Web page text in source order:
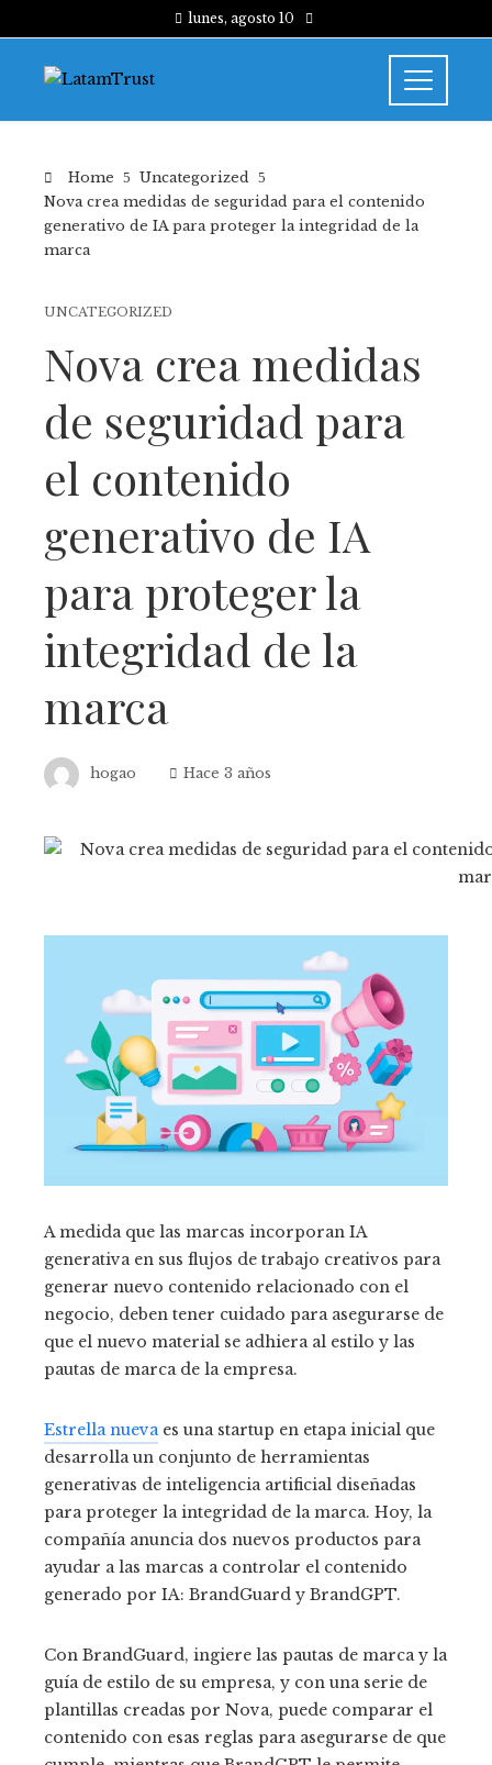
lunes, agosto 10
Home
Uncategorized
Nova crea medidas de seguridad para el contenido
generativo de IA para proteger la integridad de la
marca
UNCATEGORIZED
Nova crea medidas
de seguridad para
el contenido
generativo de IA
para proteger la
integridad de la
marca
hogao Hace 3 años
A medida que las marcas incorporan IA
generativa en sus flujos de trabajo creativos para
generar nuevo contenido relacionado con el
negocio, deben tener cuidado para asegurarse de
que el nuevo material se adhiera al estilo y las
pautas de marca de la empresa.
Estrella nuevaes una startup en etapa inicial que
desarrolla un conjunto de herramientas
generativas de inteligencia artificial diseñadas
para proteger la integridad de la marca. Hoy, la
compañía anuncia dos nuevos productos para
ayudar a las marcas a controlar el contenido
generado por IA: BrandGuard y BrandGPT.
Con BrandGuard, ingiere las pautas de marca y la
guía de estilo de su empresa, y con una serie de
plantillas creadas por Nova, puede comparar el
contenido con esas reglas para asegurarse de que